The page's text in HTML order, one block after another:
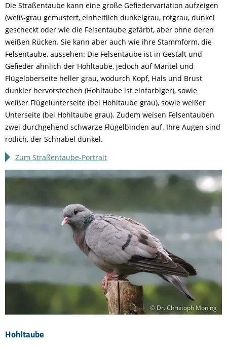
Die Straßentaube kann eine große Gefiedervariation aufzeigen
(weiß-grau gemustert, einheitlich dunkelgrau, rotgrau, dunkel
gescheckt oder wie die Felsentaube gefärbt, aber ohne deren
weißen Rücken. Sie kann aber auch wie ihre Stammform, die
Felsentaube, aussehen: Die Felsentaube ist in Gestalt und
Gefieder ähnlich der Hohltaube, jedoch auf Mantel und
Flügeloberseite heller grau, wodurch Kopf, Hals und Brust
dunkler hervorstechen (Hohltaube ist einfarbiger), sowie
weißer Flügelunterseite (bei Hohltaube grau), sowie weißer
Unterseite (bei Hohltaube grau). Zudem weisen Felsentauben
zwei durchgehend schwarze Flügelbinden auf. Ihre Augen sind
rötlich, der Schnabel dunkel.
Zum Straßentaube-Portrait
Hohltaube
© Dr. Christoph Moning